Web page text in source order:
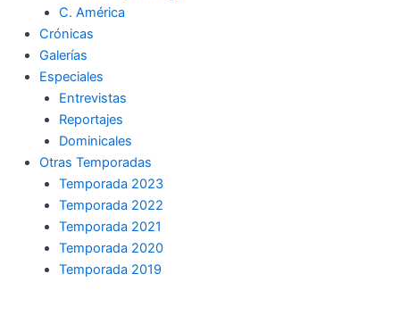
C. América
Crónicas
Galerías
Especiales
Entrevistas
Reportajes
Dominicales
Otras Temporadas
Temporada 2023
Temporada 2022
Temporada 2021
Temporada 2020
Temporada 2019